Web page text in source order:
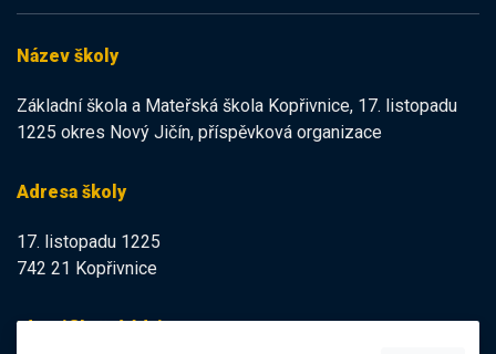
Název školy
Základní škola a Mateřská škola Kopřivnice, 17. listopadu
1225 okres Nový Jičín, příspěvková organizace
Adresa školy
17. listopadu 1225
742 21 Kopřivnice
Identifikační údaje